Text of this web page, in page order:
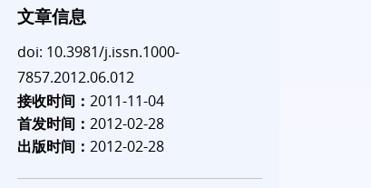
文章信息
doi: 10.3981/j.issn.1000-
7857.2012.06.012
接收时间： 2011-11-04
首发时间： 2012-02-28
出版时间： 2012-02-28